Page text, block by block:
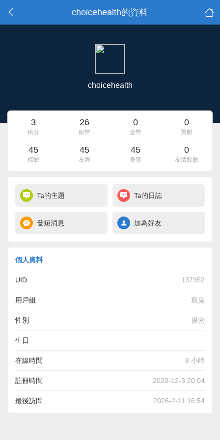
choicehealth的資料
choicehealth
3
積分
26
銀幣
0
金幣
0
貢獻
45
樣貌
45
友善
45
身形
0
友情點數
Ta的主題 Ta的日誌
發短消息 加為好友
個人資料
UID 137352
用戶組 窮鬼
性別 保密
生日 -
在線時間 8 小時
註冊時間 2020-12-3 20:04
最後訪問 2026-2-11 16:54